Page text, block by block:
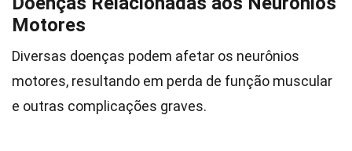
Motores
Diversas doenças podem afetar os neurônios
motores, resultando em perda de função muscular
e outras complicações graves.